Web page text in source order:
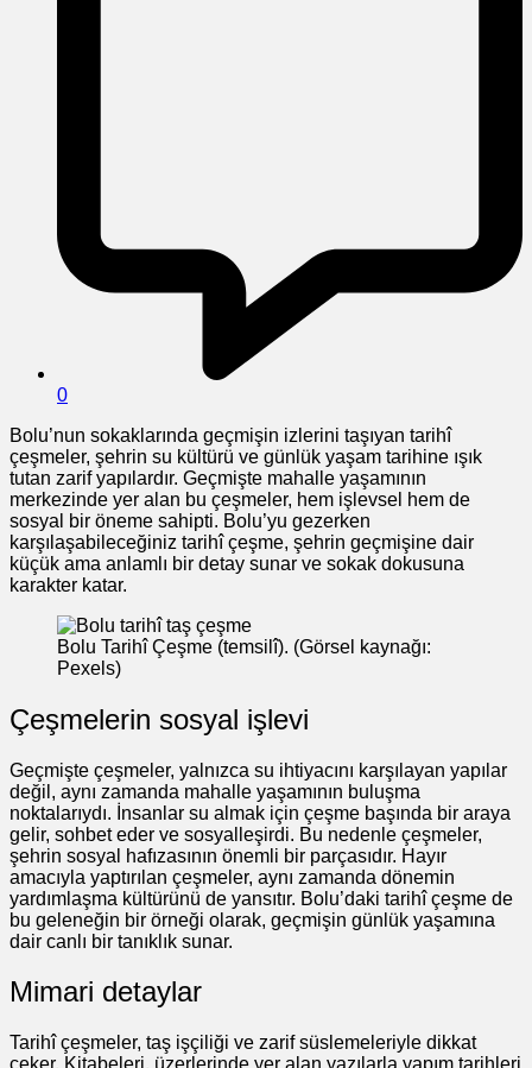
0
Bolu’nun sokaklarında geçmişin izlerini taşıyan tarihî
çeşmeler, şehrin su kültürü ve günlük yaşam tarihine ışık
tutan zarif yapılardır. Geçmişte mahalle yaşamının
merkezinde yer alan bu çeşmeler, hem işlevsel hem de
sosyal bir öneme sahipti. Bolu’yu gezerken
karşılaşabileceğiniz tarihî çeşme, şehrin geçmişine dair
küçük ama anlamlı bir detay sunar ve sokak dokusuna
karakter katar.
Bolu Tarihî Çeşme (temsilî). (Görsel kaynağı:
Pexels)
Çeşmelerin sosyal işlevi
Geçmişte çeşmeler, yalnızca su ihtiyacını karşılayan yapılar
değil, aynı zamanda mahalle yaşamının buluşma
noktalarıydı. İnsanlar su almak için çeşme başında bir araya
gelir, sohbet eder ve sosyalleşirdi. Bu nedenle çeşmeler,
şehrin sosyal hafızasının önemli bir parçasıdır. Hayır
amacıyla yaptırılan çeşmeler, aynı zamanda dönemin
yardımlaşma kültürünü de yansıtır. Bolu’daki tarihî çeşme de
bu geleneğin bir örneği olarak, geçmişin günlük yaşamına
dair canlı bir tanıklık sunar.
Mimari detaylar
Tarihî çeşmeler, taş işçiliği ve zarif süslemeleriyle dikkat